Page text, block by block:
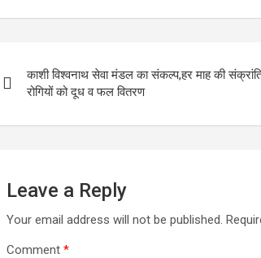
navigation
काशी विश्वनाथ सेवा मंडल का संकल्प,हर माह की
रोगियों को दूध व फल वितरण
Leave a Reply
Your email address will not be published.
Comment*